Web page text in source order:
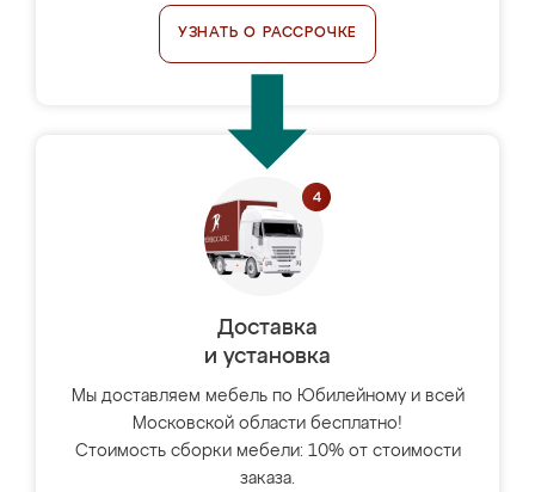
УЗНАТЬ О РАССРОЧКЕ
Доставка
и установка
Мы доставляем мебель по Юбилейному и всей
Московской области бесплатно!
Стоимость сборки мебели: 10% от стоимости
заказа.